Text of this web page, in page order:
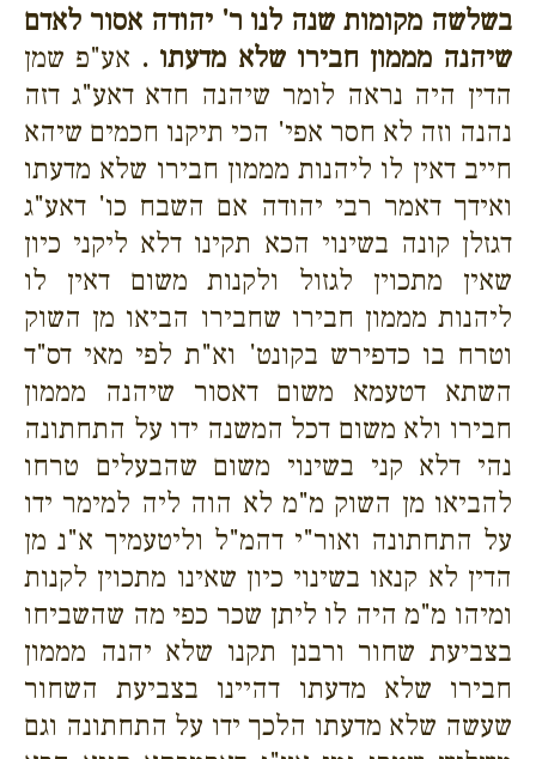
בשלשה מקומות שנה לנו ר' יהודה אסור לאדם
שיהנה מממון חבירו שלא מדעתו . אע"פ שמן
הדין היה נראה לומר שיהנה חדא דאע"ג דזה
נהנה וזה לא חסר אפי' הכי תיקנו חכמים שיהא
חייב דאין לו ליהנות מממון חבירו שלא מדעתו
ואידך דאמר רבי יהודה אם השבח כו' דאע"ג
דגזלן קונה בשינוי הכא תקינו דלא ליקני כיון
שאין מתכוין לגזול ולקנות משום דאין לו
ליהנות מממון חבירו שחבירו הביאו מן השוק
וטרח בו כדפירש בקונט' וא"ת לפי מאי דס"ד
השתא דטעמא משום דאסור שיהנה מממון
חבירו ולא משום דכל המשנה ידו על התחתונה
נהי דלא קני בשינוי משום שהבעלים טרחו
להביאו מן השוק מ"מ לא הוה ליה למימר ידו
על התחתונה ואור"י דהמ"ל וליטעמיך א"נ מן
הדין לא קנאו בשינוי כיון שאינו מתכוין לקנות
ומיהו מ"מ היה לו ליתן שכר כפי מה שהשביחו
בצביעת שחור ורבנן תקנו שלא יהנה מממון
חבירו שלא מדעתו דהיינו בצביעת השחור
שעשה שלא מדעתו הלכך ידו על התחתונה וגם